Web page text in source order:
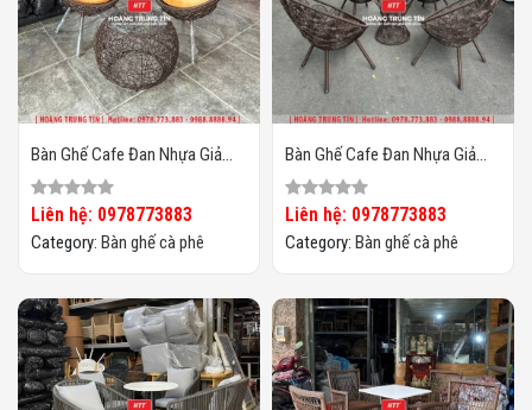
Bàn Ghế Cafe Đan Nhựa Giả
Mây HTT-056
Liên hệ: 0978773883
Category: Bàn ghế cà phê
Bàn Ghế Cafe Đan Nhựa Giả
Mây HTT-055
Liên hệ: 0978773883
Category: Bàn ghế cà phê